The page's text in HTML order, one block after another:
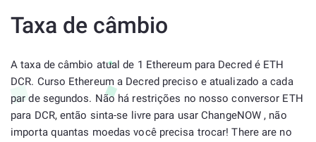
Taxa de câmbio
A taxa de câmbio atual de 1 Ethereum para Decred é ETH
DCR. Curso Ethereum a Decred preciso e atualizado a cada
par de segundos. Não há restrições no nosso conversor ETH
para DCR, então sinta-se livre para usar ChangeNOW , não
importa quantas moedas você precisa trocar! There are no